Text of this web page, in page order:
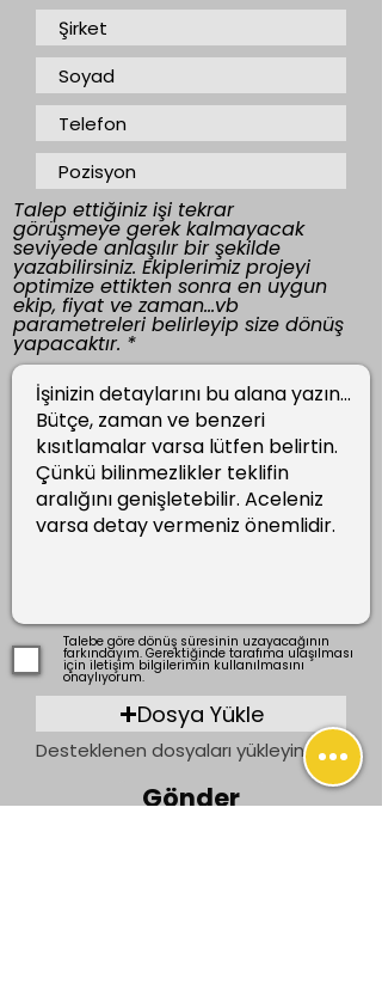
Talep ettiğiniz işi tekrar
görüşmeye gerek kalmayacak
seviyede anlaşılır bir şekilde
yazabilirsiniz. Ekiplerimiz projeyi
optimize ettikten sonra en uygun
ekip, fiyat ve zaman...vb
parametreleri belirleyip size dönüş
yapacaktır.
Talebe göre dönüş süresinin uzayacağının
farkındayım. Gerektiğinde tarafıma ulaşılması
için iletişim bilgilerimin kullanılmasını
onaylıyorum.
Dosya Yükle
Desteklenen dosyaları yükleyin (En fazla 15 MB)
Gönder